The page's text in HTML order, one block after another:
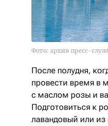
Фото: архив пресс-
После полудня,
провести время в
с маслом розы и
Подготовиться к
лавандовый или